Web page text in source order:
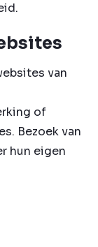
van
of
Bezoek van
hun eigen